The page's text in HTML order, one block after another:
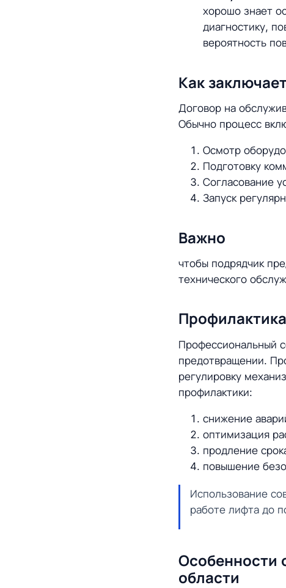
хорошо знает
диагностику,
вероятность
Как
Договор на
Обычно процесс
Осмотр
Подготовку
Согласование
Запуск
Важно
чтобы подрядчик
технического
Профессиональный
предотвращении.
регулировку
профилактики:
снижение
оптимизация
продление
повышение
Использование
работе лифта до
Особенности
области